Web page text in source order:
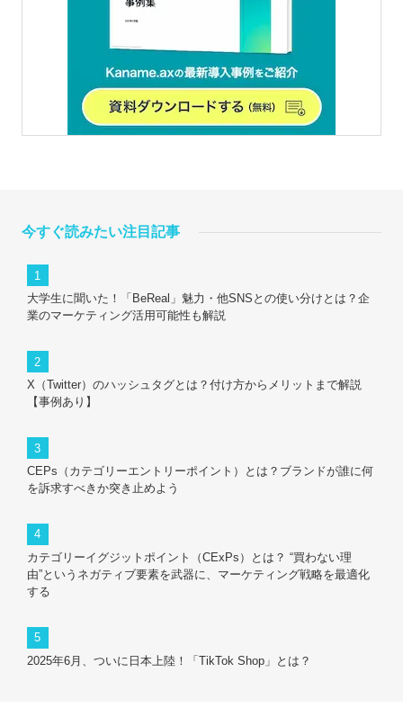
今すぐ読みたい注目記事
大学生に聞いた！「BeReal」魅力・他SNSとの使い分けとは？企
業のマーケティング活用可能性も解説
X（Twitter）のハッシュタグとは？付け方からメリットまで解説
【事例あり】
CEPs（カテゴリーエントリーポイント）とは？ブランドが誰に何
を訴求すべきか突き止めよう
カテゴリーイグジットポイント（CExPs）とは？ “買わない理
由”というネガティブ要素を武器に、マーケティング戦略を最適化
する
2025年6月、ついに日本上陸！「TikTok Shop」とは？